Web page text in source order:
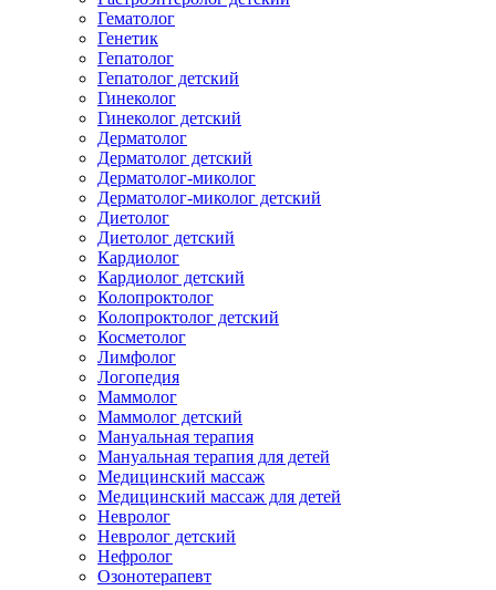
Гематолог
Генетик
Гепатолог
Гепатолог детский
Гинеколог
Гинеколог детский
Дерматолог
Дерматолог детский
Дерматолог-миколог
Дерматолог-миколог детский
Диетолог
Диетолог детский
Кардиолог
Кардиолог детский
Колопроктолог
Колопроктолог детский
Косметолог
Лимфолог
Логопедия
Маммолог
Маммолог детский
Мануальная терапия
Мануальная терапия для детей
Медицинский массаж
Медицинский массаж для детей
Невролог
Невролог детский
Нефролог
Озонотерапевт